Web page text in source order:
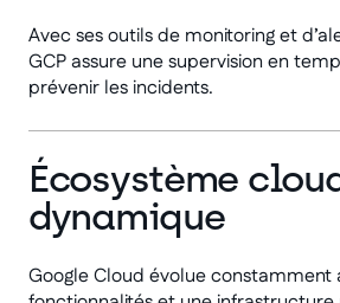
Avec ses outils de monitoring et
GCP assure une supervision en
prévenir les incidents.
Écosystème
dynamique
Google Cloud évolue constamment